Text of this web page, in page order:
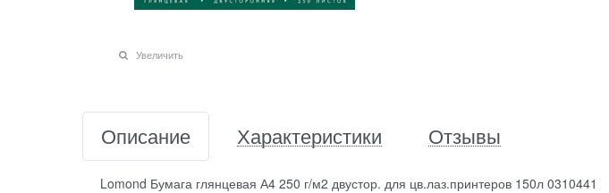
Увеличить
Описание Характеристики Отзывы
Lomond Бумага глянцевая А4 250 г/м2 двустор. для цв.лаз.принтеров 150л 0310441